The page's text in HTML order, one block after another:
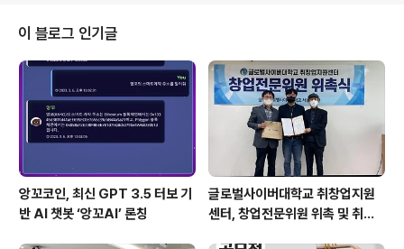
재미있게 참여한 교육이었다.
이 블로그 인기글
앙꼬코인, 최신 GPT 3.5 터보 기
반 AI 챗봇 ‘앙꼬AI’ 론칭
글로벌사이버대학교 취창업지원
센터, 창업전문위원 위촉 및 취창